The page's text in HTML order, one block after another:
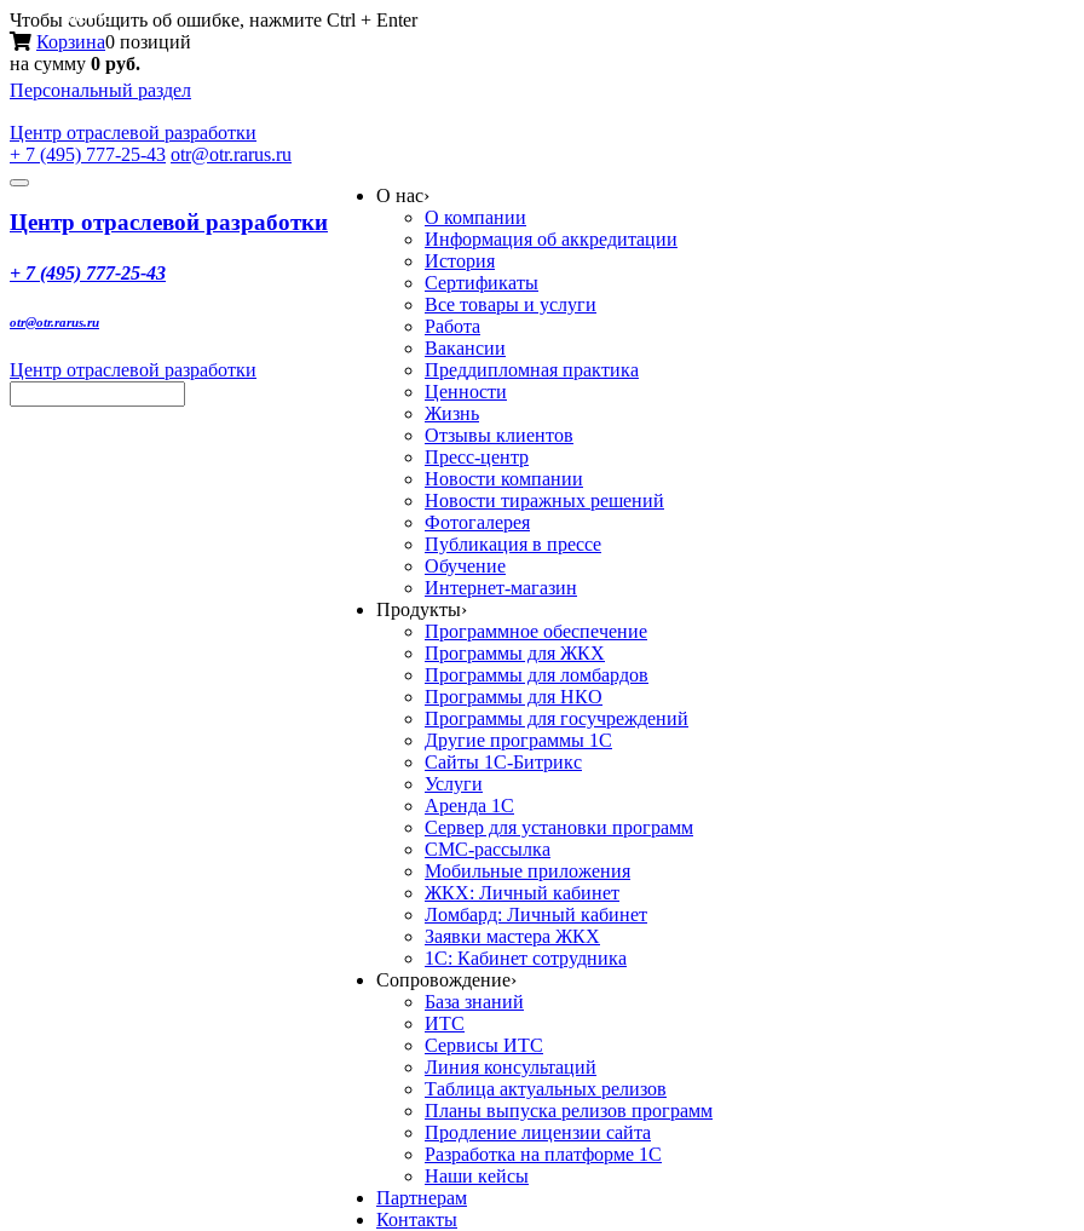
Чтобы сообщить об ошибке, нажмите Ctrl + Enter
Корзина0 позиций
на сумму 0 руб.
Персональный раздел
Центр отраслевой разработки
+ 7 (495) 777-25-43 otr@otr.rarus.ru
Toggle
Меню
Центр отраслевой разработки
+ 7 (495) 777-25-43
otr@otr.rarus.ru
Центр отраслевой разработки
О нас›
О компании
Информация об аккредитации
История
Сертификаты
Все товары и услуги
Работа
Вакансии
Преддипломная практика
Ценности
Жизнь
Отзывы клиентов
Пресс-центр
Новости компании
Новости тиражных решений
Фотогалерея
Публикация в прессе
Обучение
Интернет-магазин
Продукты›
Программное обеспечение
Программы для ЖКХ
Программы для ломбардов
Программы для НКО
Программы для госучреждений
Другие программы 1С
Сайты 1С-Битрикс
Услуги
Аренда 1С
Сервер для установки программ
СМС-рассылка
Мобильные приложения
ЖКХ: Личный кабинет
Ломбард: Личный кабинет
Заявки мастера ЖКХ
1С: Кабинет сотрудника
Сопровождение›
База знаний
ИТС
Сервисы ИТС
Линия консультаций
Таблица актуальных релизов
Планы выпуска релизов программ
Продление лицензии сайта
Разработка на платформе 1С
Наши кейсы
Партнерам
Контакты